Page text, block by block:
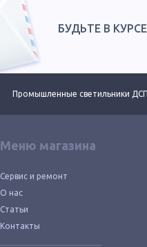
БУДЬТЕ В
Промышленные светильники
Меню магазина
Сервис и ремонт
О нас
Статьи
Контакты